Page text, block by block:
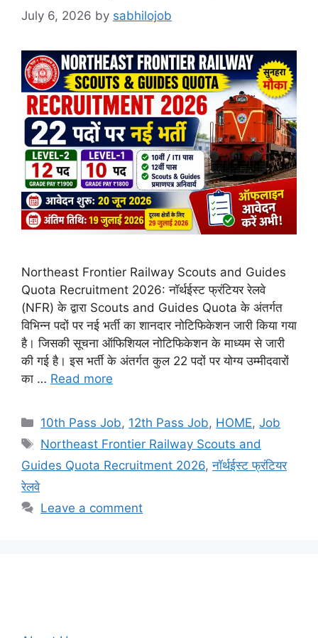
July 6, 2026 by sabhilojob
Northeast Frontier Railway Scouts and Guides
Quota Recruitment 2026: नॉर्थईस्ट फ्रंटियर रेलवे
(NFR) के द्वारा Scouts and Guides Quota के अंतर्गत
विभिन्न पदों पर नई भर्ती का शानदार नोटिफिकेशन जारी किया गया
है। जिसकी सूचना ऑफिशियल नोटिफिकेशन के माध्यम से जारी
की गई है। इस भर्ती के अंतर्गत कुल 22 पदों पर योग्य उम्मीदवारों
का … Read more
Categories
10th Pass Job, 12th Pass Job, HOME,Job
Tags
Northeast Frontier Railway Scouts and
Guides Quota Recruitment 2026,नॉर्थईस्ट फ्रंटियर
रेलवे
Leave a comment